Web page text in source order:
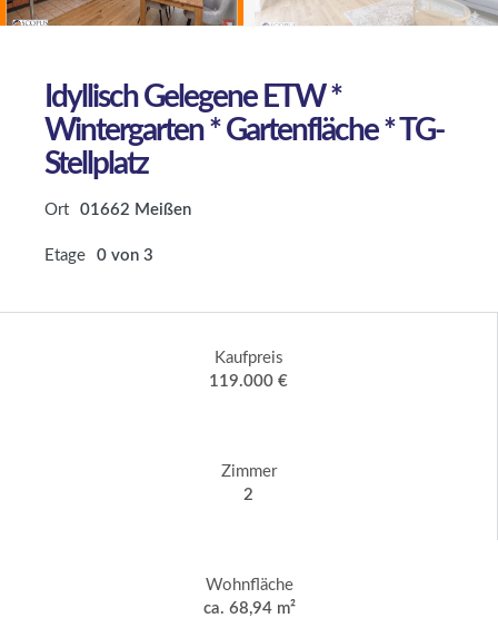
Idyllisch Gelegene ETW *
Wintergarten * Gartenfläche * TG-
Stellplatz
Ort 01662 Meißen
Etage 0 von 3
Kaufpreis
119.000 €
Zimmer
2
Wohnfläche
ca. 68,94 m²